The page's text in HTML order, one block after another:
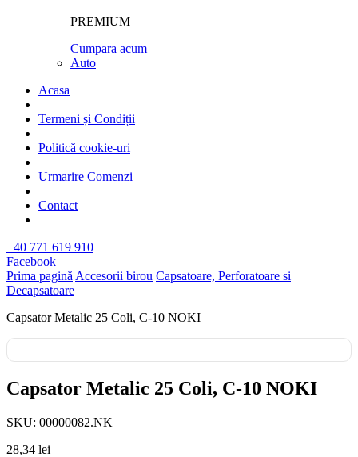
PREMIUM
Cumpara acum
Auto
Acasa
Termeni și Condiții
Politică cookie-uri
Urmarire Comenzi
Contact
+40 771 619 910
Facebook
Prima pagină Accesorii birou Capsatoare, Perforatoare si
Decapsatoare
Capsator Metalic 25 Coli, C-10 NOKI
Capsator Metalic 25 Coli, C-10 NOKI
SKU: 00000082.NK
28,34 lei